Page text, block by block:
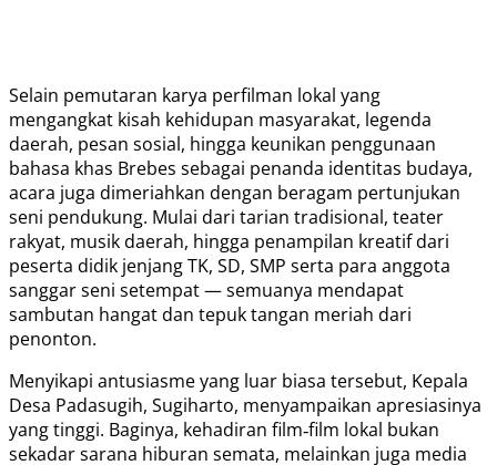
Selain pemutaran karya perfilman lokal yang
mengangkat kisah kehidupan masyarakat, legenda
daerah, pesan sosial, hingga keunikan penggunaan
bahasa khas Brebes sebagai penanda identitas budaya,
acara juga dimeriahkan dengan beragam pertunjukan
seni pendukung. Mulai dari tarian tradisional, teater
rakyat, musik daerah, hingga penampilan kreatif dari
peserta didik jenjang TK, SD, SMP serta para anggota
sanggar seni setempat — semuanya mendapat
sambutan hangat dan tepuk tangan meriah dari
penonton.
Menyikapi antusiasme yang luar biasa tersebut, Kepala
Desa Padasugih, Sugiharto, menyampaikan apresiasinya
yang tinggi. Baginya, kehadiran film‑film lokal bukan
sekadar sarana hiburan semata, melainkan juga media